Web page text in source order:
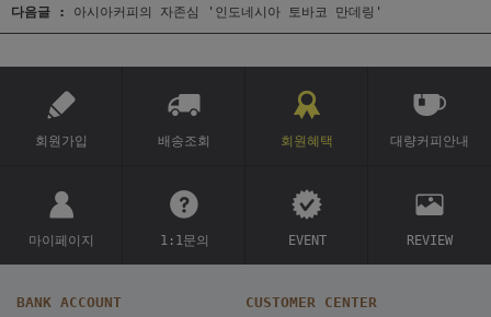
다음글 :
아시아커피의 자존심 '인도네시아 토바코 만데링'
회원가입 배송조회 회원혜택 대량커피안내
마이페이지 1:1문의 EVENT REVIEW
BANK ACCOUNT CUSTOMER CENTER